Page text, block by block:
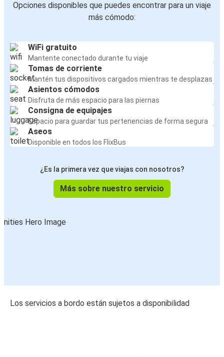
Opciones disponibles que puedes encontrar para un viaje
más cómodo:
WiFi gratuito
Mantente conectado durante tu viaje
Tomas de corriente
Mantén tus dispositivos cargados mientras te desplazas
Asientos cómodos
Disfruta de más espacio para las piernas
Consigna de equipajes
Espacio para guardar tus pertenencias de forma segura
Aseos
Disponible en todos los FlixBus
¿Es la primera vez que viajas con nosotros?
Más sobre nuestro servicio
Los servicios a bordo están sujetos a disponibilidad